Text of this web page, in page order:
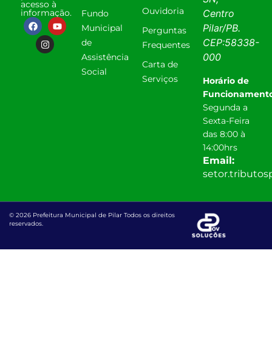
acesso à
informação.
Fundo
Municipal
de
Assistência
Social
Ouvidoria
Perguntas
Frequentes
Carta de
Serviços
Centro
Pilar/PB.
CEP:58338-
000
Horário de
Segunda a
Sexta-Feira
das 8:00 à
14:00hrs
Email:
© 2026 Prefeitura Municipal de Pilar Todos os direitos
reservados.